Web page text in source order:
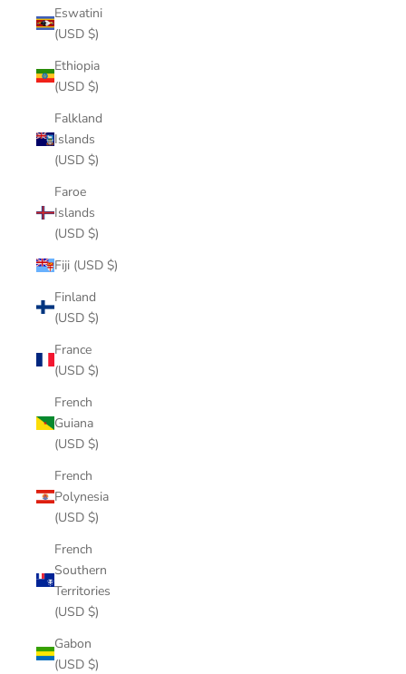
Eswatini
(USD $)
Ethiopia
(USD $)
Falkland
Islands
(USD $)
Faroe
Islands
(USD $)
Fiji (USD $)
Finland
(USD $)
France
(USD $)
French
Guiana
(USD $)
French
Polynesia
(USD $)
French
Southern
Territories
(USD $)
Gabon
(USD $)